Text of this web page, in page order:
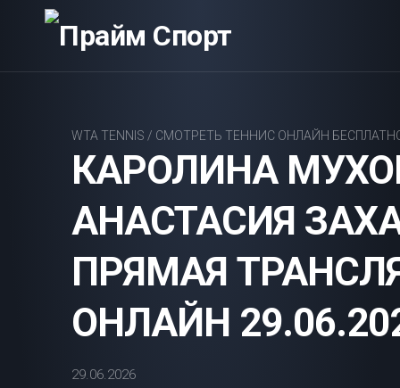
Перейти
содержанию
WTA TENNIS / СМОТРЕТЬ ТЕННИС ОНЛАЙН
КАРОЛИНА
АНАСТАСИЯ
ПРЯМАЯ
ОНЛАЙН
29.06.2026